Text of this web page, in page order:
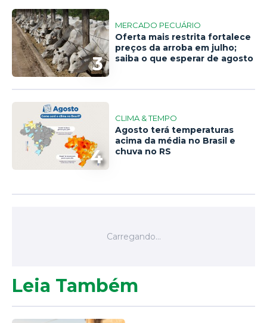
3
MERCADO PECUÁRIO
Oferta mais restrita fortalece
preços da arroba em julho;
saiba o que esperar de agosto
4
CLIMA & TEMPO
Agosto terá temperaturas
acima da média no Brasil e
chuva no RS
Leia Também